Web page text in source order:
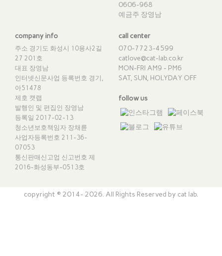
0606-968
예금주 장영남
company info
주소 경기도 화성시 10용사2길
27 201호
대표 장영남
인터넷신문사업 등록번호 경기,
아51478
제호 캣랩
발행인 및 편집인 장영남
등록일 2017-02-13
청소년보호책임자 장채륜
사업자등록번호 211-36-
07053
통신판매신고업 신고번호 제
2016-화성동부-0513호
call center
070-7723-4599
catlove@cat-lab.co.kr
MON-FRI AM9 - PM6
SAT, SUN, HOLYDAY OFF
follow us
copyright © 2014- 2026. All Rights Reserved by cat lab.